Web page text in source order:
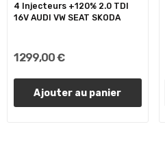
4 Injecteurs +120% 2.0 TDI
16V AUDI VW SEAT SKODA
1 299,00 €
Ajouter au panier